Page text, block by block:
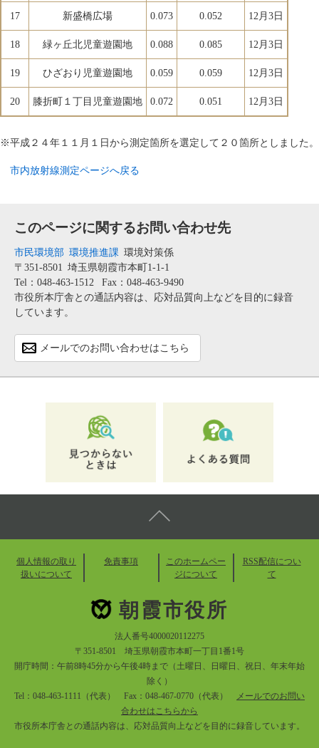
17 新盛橋広場 0.073 0.052 12月3日
18 緑ヶ丘北児童遊園地 0.088 0.085 12月3日
19 ひざおり児童遊園地 0.059 0.059 12月3日
20 膝折町１丁目児童遊園地 0.072 0.051 12月3日
※平成２４年１１月１日から測定箇所を選定して２０箇所としました。
市内放射線測定ページへ戻る
このページに関するお問い合わせ先
市民環境部 環境推進課 環境対策係
〒351-8501 埼玉県朝霞市本町1-1-1
Tel：048-463-1512
Fax：048-463-9490
市役所本庁舎との通話内容は、応対品質向上などを目的に録音
しています。
メールでのお問い合わせはこちら
個人情報の取り
扱いについて
免責事項
このホームペー
ジについて
RSS配信につい
て
朝霞市役所
法人番号4000020112275
〒351-8501 埼玉県朝霞市本町一丁目1番1号
開庁時間：午前8時45分から午後4時まで（土曜日、日曜日、祝日、年末年始
除く）
Tel：048-463-1111（代表） Fax：048-467-0770（代表）
メールでのお問い
合わせはこちらから
市役所本庁舎との通話内容は、応対品質向上などを目的に録音しています。